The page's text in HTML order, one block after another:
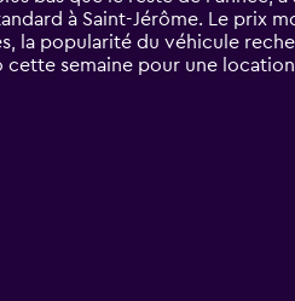
à Saint-Jérôme. Le prix
la popularité du véhicule
cette semaine pour une